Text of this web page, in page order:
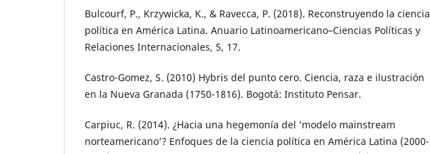
Bulcourf, P., Krzywicka, K., & Ravecca, P. (2018). Reconstruyendo la ciencia
política en América Latina. Anuario Latinoamericano–Ciencias Políticas y
Relaciones Internacionales, 5, 17.
Castro-Gomez, S. (2010) Hybris del punto cero. Ciencia, raza e ilustración
en la Nueva Granada (1750-1816). Bogotá: Instituto Pensar.
Carpiuc, R. (2014). ¿Hacia una hegemonía del ‘modelo mainstream
norteamericano’? Enfoques de la ciencia política en América Latina (2000-